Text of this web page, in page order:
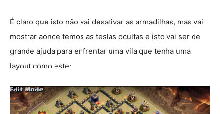
É claro que isto não vai desativar as armadilhas, mas vai
mostrar aonde temos as teslas ocultas e isto vai ser de
grande ajuda para enfrentar uma vila que tenha uma
layout como este: